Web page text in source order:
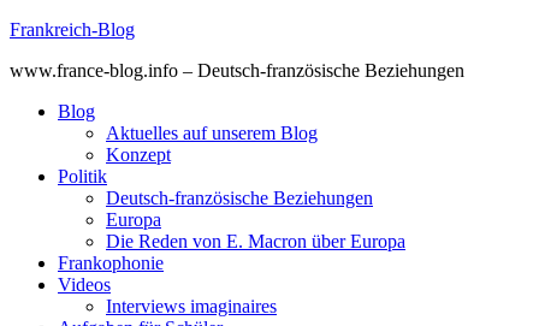
Skip
content
Frankreich-Blog
www.france-blog.info – Deutsch-französische Beziehungen
Blog
Aktuelles auf unserem Blog
Konzept
Politik
Deutsch-französische Beziehungen
Europa
Die Reden von E. Macron über Europa
Frankophonie
Videos
Interviews imaginaires